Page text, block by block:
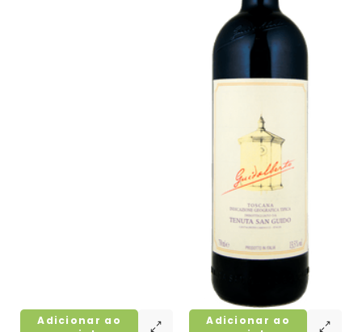
Adicionar ao
Adicionar ao